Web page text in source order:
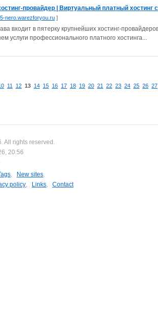
провайдер | Виртуальный платный хостинг
nero.warezforyou.ru ]
входит в пятерку крупнейших хостинг-
услуги профессионального платного хостинга...
11 12 13 14 15 16 17 18 19 20 21 22 23 24 25 26 27
All rights reserved.
20:56
, New sites,
policy, Links, Contact